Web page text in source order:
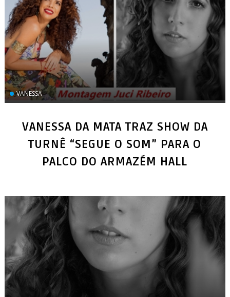
VANESSA
VANESSA DA MATA TRAZ SHOW DA
TURNÊ “SEGUE O SOM” PARA O